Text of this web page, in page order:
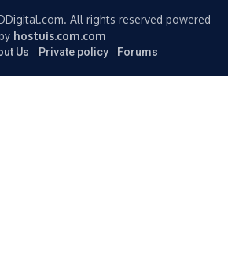
All rights reserved powered
hostuis.com.com
Us Private policy Forums